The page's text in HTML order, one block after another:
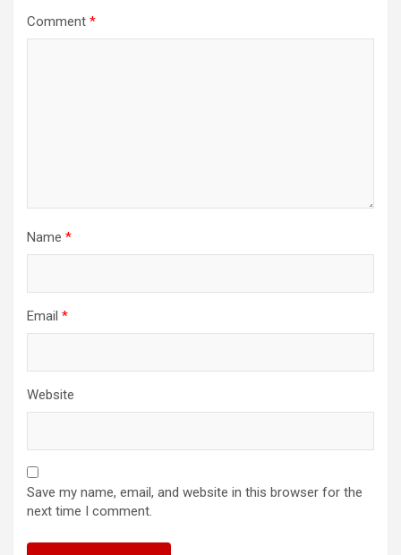
Comment *
Name *
Email *
Website
Save my name, email, and website in this browser for the
next time I comment.